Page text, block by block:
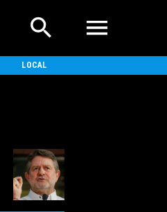
LOCAL